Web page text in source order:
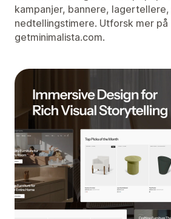
kampanjer, bannere,
nedtellingstimere. Utforsk mer på
getminimalista.com.